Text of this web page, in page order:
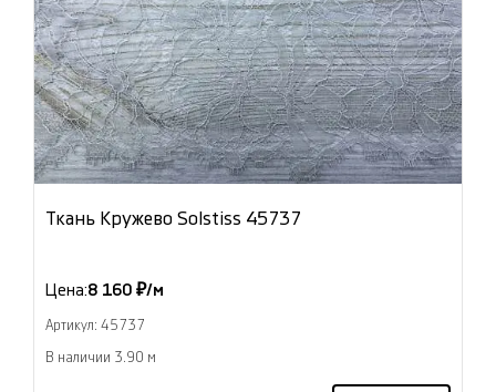
Ткань Кружево Solstiss 45737
Цена:8 160 ₽/м
Артикул: 45737
В наличии 3.90 м